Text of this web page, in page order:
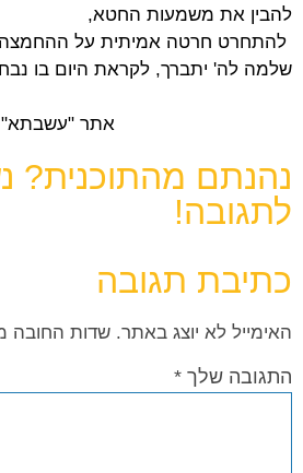
להבין את משמעות החטא,
להתחרט חרטה אמיתית על ההחמצה
שלמה לה' יתברך, לקראת היום בו
אתר "עשבתא"
נהנתם מהתוכנית?
לתגובה!
כתיבת תגובה
האימייל לא יוצג באתר. שדות החובה
התגובה שלך *